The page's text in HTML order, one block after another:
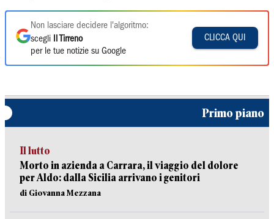
Non lasciare decidere l'algoritmo:
scegli
Il Tirreno
per le tue notizie su Google
CLICCA QUI
Primo piano
Il lutto
Morto in azienda a Carrara, il viaggio del dolore
per Aldo: dalla Sicilia arrivano i genitori
di Giovanna Mezzana